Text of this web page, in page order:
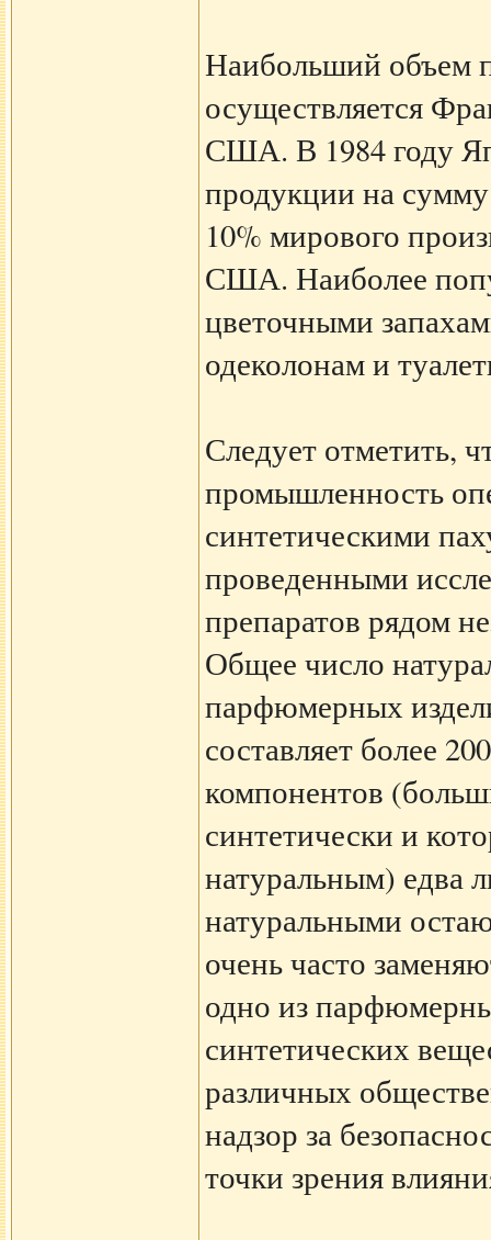
Наибольший объем
осуществляется
США. В 1984 году
продукции на сумму
10% мирового
США. Наиболее
цветочными
одеколонам и
Следует отметить,
промышленность
синтетическими
проведенными
препаратов рядом
Общее число
парфюмерных
составляет более
компонентов
синтетически и
натуральным) едва
натуральными
очень часто
одно из
синтетических
различных
надзор за
точки зрения